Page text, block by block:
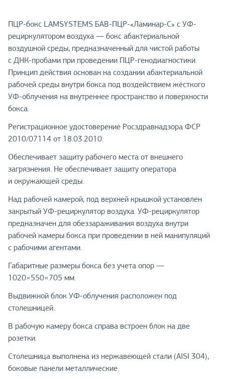
ПЦР-бокс LAMSYSTEMS БАВ-ПЦР-«Ламинар-С» с УФ-
рециркулятором воздуха — бокс абактериальной
воздушной среды, предназначенный для чистой работы
с ДНК-пробами при проведении ПЦР-генодиагностики.
Принцип действия основан на создании абактериальной
рабочей среды внутри бокса под воздействием жёсткого
УФ-облучения на внутреннее пространство и поверхности
бокса.
Регистрационное удостоверение Росздравнадзора ФСР
2010/07114 от 18.03.2010.
Обеспечивает защиту рабочего места от внешнего
загрязнения. Не обеспечивает защиту оператора
и окружающей среды.
Над рабочей камерой, под верхней крышкой установлен
закрытый УФ-рециркулятор воздуха. УФ-рециркулятор
предназначен для обеззараживания воздуха внутри
рабочей камеры бокса при проведении в ней манипуляций
с рабочими агентами.
Габаритные размеры бокса без учета опор —
1020×550×705 мм.
Выдвижной блок УФ-облучения расположен под
столешницей.
В рабочую камеру бокса справа встроен блок на две
розетки.
Столешница выполнена из нержавеющей стали (AISI 304),
боковые панели металлические.